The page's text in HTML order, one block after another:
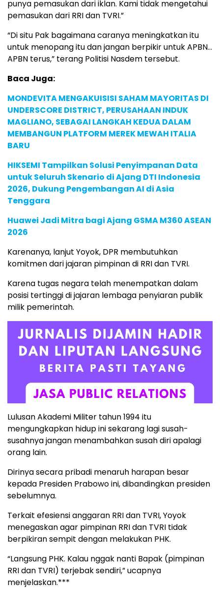
punya pemasukan dari iklan. Kami tidak mengetahui
pemasukan dari RRI dan TVRI.”
“Di situ Pak bagaimana caranya meningkatkan itu
untuk menopang itu dan jangan berpikir untuk APBN…
APBN terus,” terang Politisi Nasdem tersebut.
Baca Juga:
MONDEVITA MENGAKUISISI SAHAM MAYORITAS DI
UNDERSCORE DISTRICT, PERUSAHAAN INDUK
MAGLIANO, SEBAGAI LANGKAH KEDUA DALAM
MEMBANGUN PLATFORM MEREK MEWAH ITALIA
BARU
HIKSEMI Tampilkan Solusi Penyimpanan Data
untuk Seluruh Skenario di Ajang DTI Indonesia
2026, Dukung Pengembangan AI di Asia
Tenggara
Huawei Jadi Mitra bagi Ajang GSMA M360 ASEAN
2026
Karenanya, lanjut Yoyok, DPR membutuhkan
komitmen dari jajaran pimpinan di RRI dan TVRI.
Karena tugas negara telah menempatkan dalam
posisi tertinggi di jajaran lembaga penyiaran publik
milik pemerintah.
Lulusan Akademi Militer tahun 1994 itu
mengungkapkan hidup ini sekarang lagi susah-
susahnya jangan menambahkan susah diri apalagi
orang lain.
Dirinya secara pribadi menaruh harapan besar
kepada Presiden Prabowo ini, dibandingkan presiden
sebelumnya.
Terkait efesiensi anggaran RRI dan TVRI, Yoyok
menegaskan agar pimpinan RRI dan TVRI tidak
berpikiran sempit dengan melakukan PHK.
“Langsung PHK. Kalau nggak nanti Bapak (pimpinan
RRI dan TVRI) terjebak sendiri,” ucapnya
menjelaskan.***